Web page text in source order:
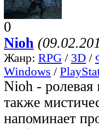
0
Nioh
Жанр: RPG / 3D /
Windows /
Nioh - ролевая
также
напоминает